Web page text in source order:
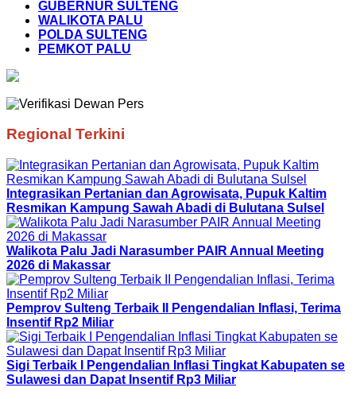
GUBERNUR SULTENG
WALIKOTA PALU
POLDA SULTENG
PEMKOT PALU
Regional Terkini
Integrasikan Pertanian dan Agrowisata, Pupuk Kaltim
Resmikan Kampung Sawah Abadi di Bulutana Sulsel
Walikota Palu Jadi Narasumber PAIR Annual Meeting
2026 di Makassar
Pemprov Sulteng Terbaik II Pengendalian Inflasi, Terima
Insentif Rp2 Miliar
Sigi Terbaik I Pengendalian Inflasi Tingkat Kabupaten se
Sulawesi dan Dapat Insentif Rp3 Miliar